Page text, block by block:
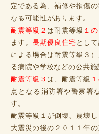
定である為、補修や損傷
なる可能性があります。
耐震等級２ は耐震等級 １
ます。長期優良住宅 とし
による場合は耐震等級３
る病院や学校などの公共
耐震等級３ は、耐震等級
点となる消防署や警察署
す。
耐震等級１が倒壊、崩壊
大震災の後の２０１１年